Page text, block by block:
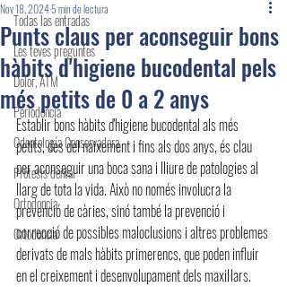
Todas las entradas
Les teves preguntes
Dolor, ATM
Periodoncia
Odontología Conservadora
Prótesis dental
Ortodoncia
Ortodoncia
Punts claus per aconseguir bons
hàbits d'higiene bucodental pels
més petits de 0 a 2 anys
Nov 18, 20245 min de lectura
Establir bons hàbits d'higiene bucodental als més
petits, des del naixement i fins als dos anys, és clau
per aconseguir una boca sana i lliure de patologies al
llarg de tota la vida. Això no només involucra la
prevenció de càries, sinó també la prevenció i
correcció de possibles maloclusions i altres problemes
derivats de mals hàbits primerencs, que poden influir
en el creixement i desenvolupament dels maxil·lars.